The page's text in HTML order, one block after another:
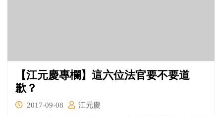
【江元慶專欄】這六位法官要不要道
歉？
2017-09-08
江元慶